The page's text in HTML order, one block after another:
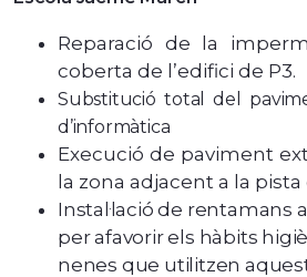
Reparació de la
coberta de l’edifici de P3.
Substitució total del
d’informàtica
Execució de paviment
la zona adjacent a la pista
Instal·lació de rentamans
per afavorir els hàbits
nenes que utilitzen